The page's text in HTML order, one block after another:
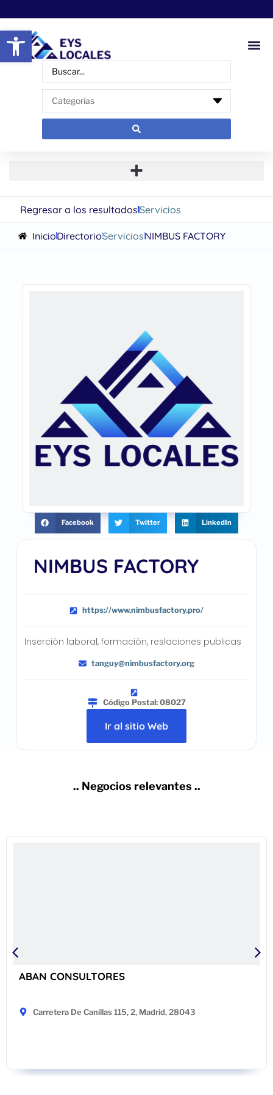
Abrir barra de herramientas
Regresar a los resultadosServicios
InicioDirectorioServiciosNIMBUS FACTORY
NIMBUS FACTORY
https://www.nimbusfactory.pro/
Inserción laboral, formación, reslaciones publicas
tanguy@nimbusfactory.org
Código Postal: 08027
Ir al sitio Web
Facebook Twitter LinkedIn
.. Negocios relevantes ..
ABAN CONSULTORES
Carretera De Canillas 115, 2, Madrid, 28043